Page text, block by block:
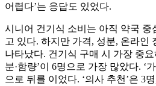
어렵다’는 응답도 있었다.
시니어 건기식 소비는 아직 약국 중
고 있다. 하지만 가격, 성분, 온라인
나타났다. 건기식 구매 시 가장 중
분·함량’이 6명으로 가장 많았다. ‘
으로 뒤를 이었다. ‘의사 추천’은 3